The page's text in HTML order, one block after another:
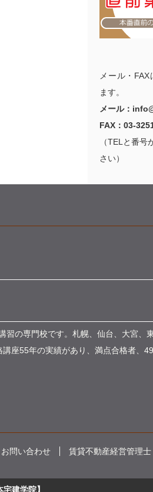
メール・
ます。
メール：
FAX：03-
（TELと番
さい）
の専門校です。札幌、仙台、大宮、
座55年の実績があり、満点合格者、
お問い合わせ 賃貸不動産経営管理士
建学院】